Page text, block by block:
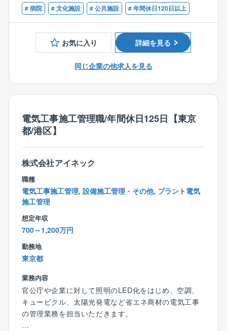
・検査及び第三者検査への立会い
・完成図書の作成
【勤務エリア】
福岡を中心に九州エリアが主な勤務地となります。直
徐々に担当する施工管理業務の幅を広げながら独り立
ち→将来は施工管理部門の中核としてご活躍いただく
と共に、業務指導や人材育成にも貢献いただきたいと
考えております。
【業務の魅力】
◎社会貢献性
自治体、政府が掲げているカーボンニュートラルに対
する提案や避難所づくり等の一助を担える大変社会貢
献性の高い事業に関われます。
◎企業の安定性
官公庁案件のため、景況感に左右されない
◎他にはない魅力
売り上げ予測100億円超でIPO準備フェーズの貴重な時
期を経験できます。
将来的には、事業成長の中核を担えます。
# 病院 # 文化施設 # 公共施設 # 年間休日120日以上
お気に入り 詳細を見る
同じ企業の他求人を見る
電気工事施工管理職/年間休日125日【東京
都/港区】
株式会社アイネック
職種
電気工事施工管理, 設備施工管理・その他, プラント電気
施工管理
想定年収
700～1,200万円
勤務地
東京都
業務内容
官公庁や企業に対して照明のLED化をはじめ、空調、
キュービクル、太陽光発電など省エネ商材の電気工事
の管理業務を担当いただきます。